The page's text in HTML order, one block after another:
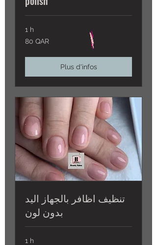
1 h
80
QAR
80 QAR
Plus d'infos
تنظيف اظافر بالجهاز اليد
بدون لون
1 h